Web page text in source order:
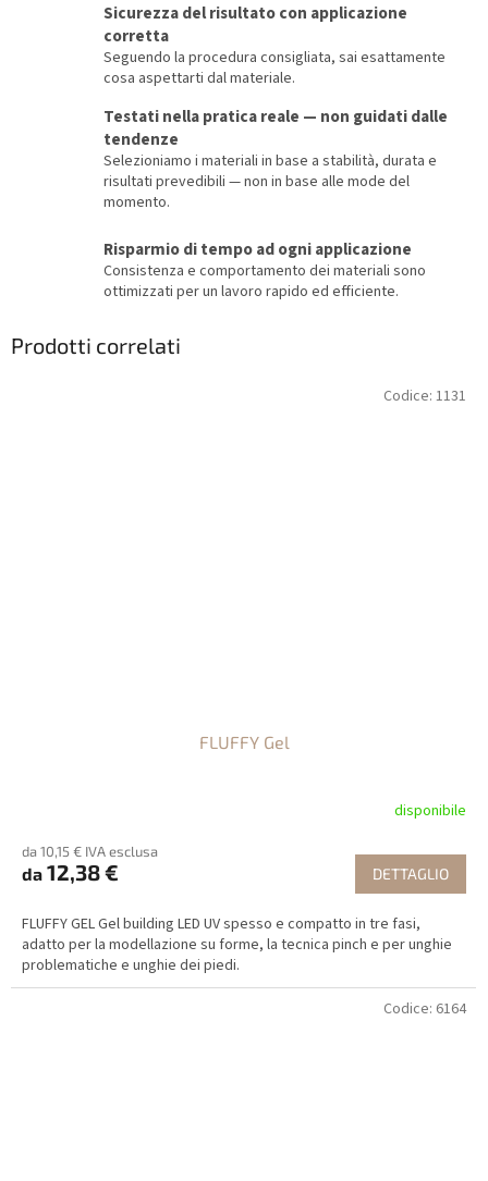
Sicurezza del risultato con applicazione
corretta
Seguendo la procedura consigliata, sai esattamente
cosa aspettarti dal materiale.
Testati nella pratica reale — non guidati dalle
tendenze
Selezioniamo i materiali in base a stabilità, durata e
risultati prevedibili — non in base alle mode del
momento.
Risparmio di tempo ad ogni applicazione
Consistenza e comportamento dei materiali sono
ottimizzati per un lavoro rapido ed efficiente.
Prodotti correlati
FLUFFY Gel
disponibile
da 10,15 € IVA esclusa
da 12,38 € DETTAGLIO
FLUFFY GEL Gel building LED UV spesso e compatto in tre fasi,
adatto per la modellazione su forme, la tecnica pinch e per unghie
problematiche e unghie dei piedi.
Codice: 1131
Codice: 6164